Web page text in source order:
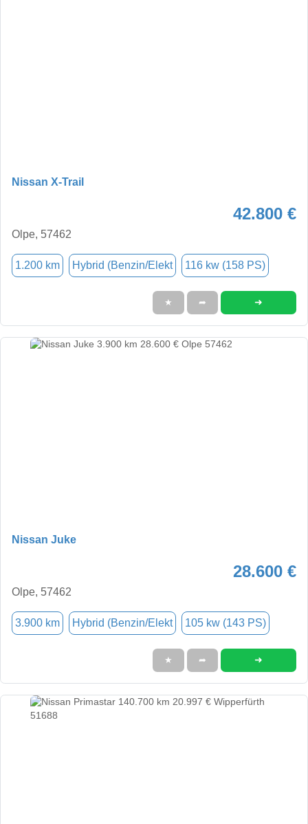
Nissan X-Trail
42.800 €
Olpe, 57462
1.200 km Hybrid (Benzin/Elekt 116 kw (158 PS)
★ ➦ ➜
Nissan Juke
28.600 €
Olpe, 57462
3.900 km Hybrid (Benzin/Elekt 105 kw (143 PS)
★ ➦ ➜